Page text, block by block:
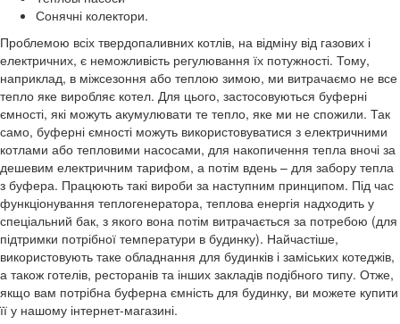
Сонячні колектори.
Проблемою всіх твердопаливних котлів, на відміну від газових і
електричних, є неможливість регулювання їх потужності. Тому,
наприклад, в міжсезоння або теплою зимою, ми витрачаємо не все
тепло яке виробляє котел. Для цього, застосовуються буферні
ємності, які можуть акумулювати те тепло, яке ми не спожили. Так
само, буферні ємності можуть використовуватися з електричними
котлами або тепловими насосами, для накопичення тепла вночі за
дешевим електричним тарифом, а потім вдень – для забору тепла
з буфера. Працюють такі вироби за наступним принципом. Під час
функціонування теплогенератора, теплова енергія надходить у
спеціальний бак, з якого вона потім витрачається за потребою (для
підтримки потрібної температури в будинку). Найчастіше,
використовують таке обладнання для будинків і заміських котеджів,
а також готелів, ресторанів та інших закладів подібного типу. Отже,
якщо вам потрібна буферна ємність для будинку, ви можете купити
її у нашому інтернет-магазині.